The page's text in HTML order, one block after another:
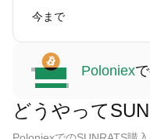
今まで
Poloniex
どうやって